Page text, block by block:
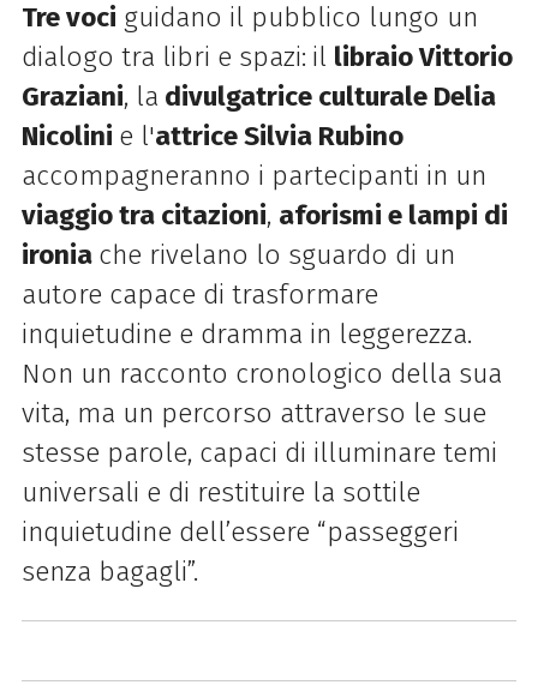
Tre voci guidano il pubblico lungo un
dialogo tra libri e spazi: il libraio Vittorio
Graziani, la divulgatrice culturale Delia
Nicolini e l'attrice Silvia Rubino
accompagneranno i partecipanti in un
viaggio tra citazioni, aforismi e lampi di
ironia che rivelano lo sguardo di un
autore capace di trasformare
inquietudine e dramma in leggerezza.
Non un racconto cronologico della sua
vita, ma un percorso attraverso le sue
stesse parole, capaci di illuminare temi
universali e di restituire la sottile
inquietudine dell’essere “passeggeri
senza bagagli”.